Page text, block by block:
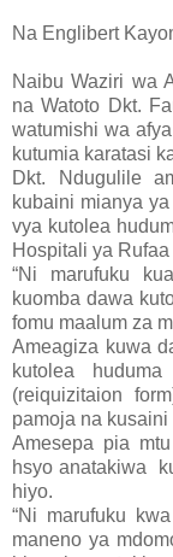
Na Englibert
Naibu Waziri wa
na Watoto Dkt.
watumishi wa
kutumia karatasi
Dkt. Ndugulile
kubaini mianya
vya kutolea
Hospitali ya
“Ni marufuku
kuomba dawa
fomu maalum za
Ameagiza kuwa
kutolea
(reiquizitaion
pamoja na
Amesepa pia
hsyo anatakiwa
hiyo.
“Ni marufuku
maneno ya